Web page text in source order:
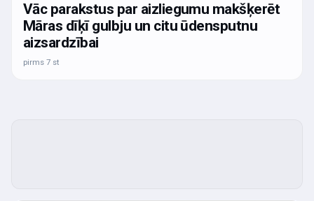
Vāc parakstus par aizliegumu makšķerēt
Māras dīķī gulbju un citu ūdensputnu
aizsardzībai
pirms 7 st